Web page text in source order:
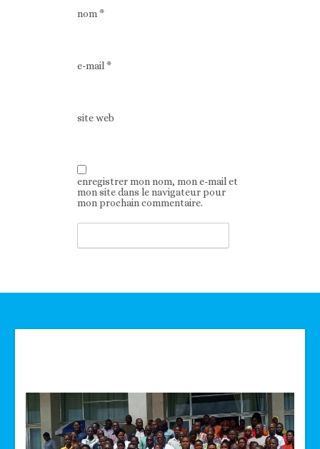
nom*
e-mail*
site web
enregistrer mon nom, mon e-mail et
mon site dans le navigateur pour
mon prochain commentaire.